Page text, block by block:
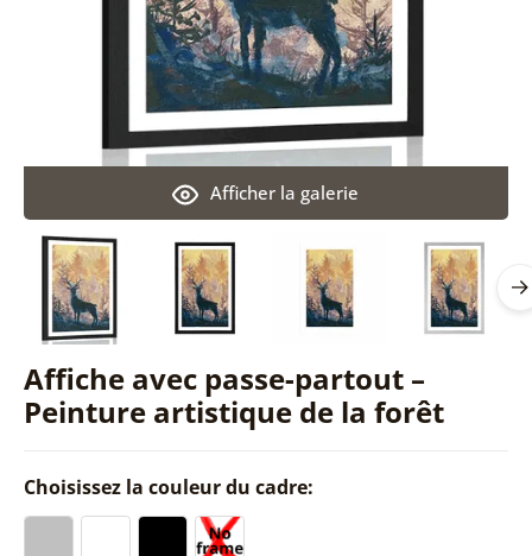
Affiche avec passe-partout –
Peinture artistique de la forêt
Afficher la galerie
Choisissez la couleur du cadre: